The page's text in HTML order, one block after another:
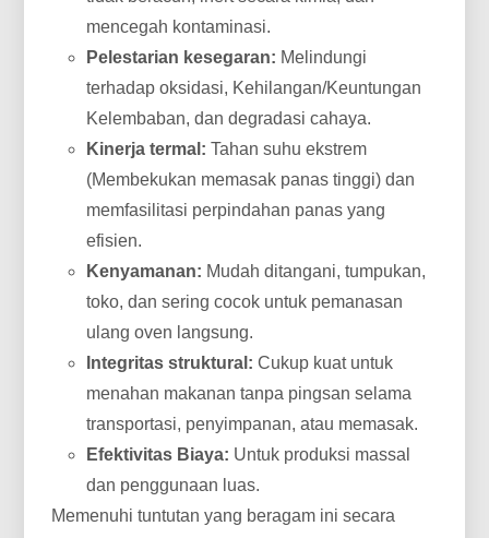
mencegah kontaminasi.
Pelestarian kesegaran: Melindungi
terhadap oksidasi, Kehilangan/Keuntungan
Kelembaban, dan degradasi cahaya.
Kinerja termal: Tahan suhu ekstrem
(Membekukan memasak panas tinggi) dan
memfasilitasi perpindahan panas yang
efisien.
Kenyamanan: Mudah ditangani, tumpukan,
toko, dan sering cocok untuk pemanasan
ulang oven langsung.
Integritas struktural: Cukup kuat untuk
menahan makanan tanpa pingsan selama
transportasi, penyimpanan, atau memasak.
Efektivitas Biaya: Untuk produksi massal
dan penggunaan luas.
Memenuhi tuntutan yang beragam ini secara